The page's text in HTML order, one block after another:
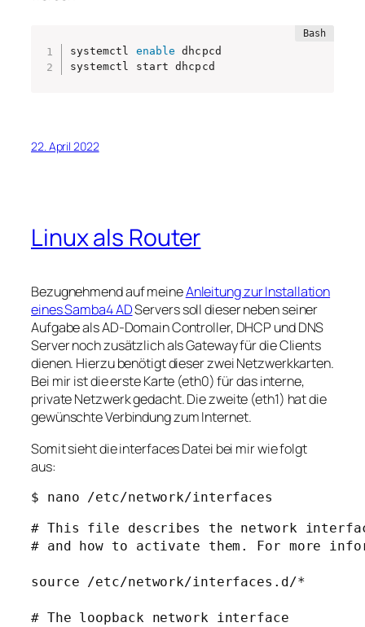
systemctl enable dhcpcd
systemctl start dhcpcd
22. April 2022
Linux als Router
Bezugnehmend auf meineAnleitung zur Installation
eines Samba4 ADServers soll dieser neben seiner
Aufgabe als AD-Domain Controller, DHCP und DNS
Server noch zusätzlich als Gateway für die Clients
dienen. Hierzu benötigt dieser zwei Netzwerkkarten.
Bei mir ist die erste Karte (eth0) für das interne,
private Netzwerk gedacht. Die zweite (eth1) hat die
gewünschte Verbindung zum Internet.
Somit sieht die interfaces Datei bei mir wie folgt
aus:
$ nano /etc/network/interfaces
# This file describes the network
# and how to activate them. For more
source /etc/network/interfaces.d/*
# The loopback network interface